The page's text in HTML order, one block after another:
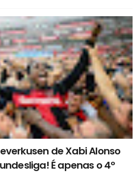
de Xabi Alonso
É apenas o 4º